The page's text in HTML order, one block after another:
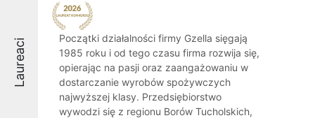
Laureaci
Początki działalności firmy Gzella sięgają
1985 roku i od tego czasu firma rozwija się,
opierając na pasji oraz zaangażowaniu w
dostarczanie wyrobów spożywczych
najwyższej klasy. Przedsiębiorstwo
wywodzi się z regionu Borów Tucholskich,